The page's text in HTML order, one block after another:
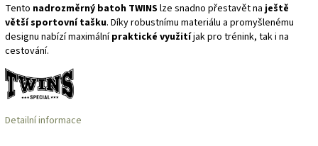
Tento nadrozměrný batoh TWINS lze snadno přestavět na ještě
větší sportovní tašku. Díky robustnímu materiálu a promyšlenému
designu nabízí maximálnípraktické využitíjak pro trénink, tak i na
cestování.
Detailní informace